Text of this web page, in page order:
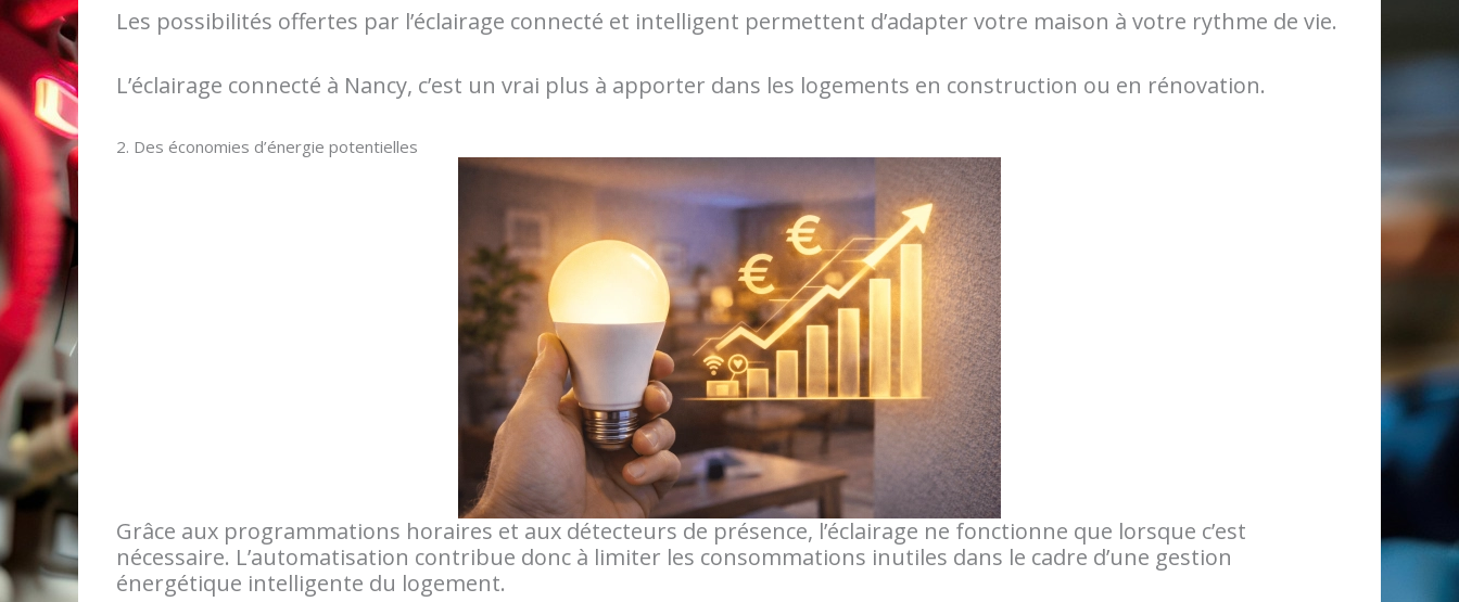
Les possibilités offertes par l’éclairage connecté et intelligent permettent d’adapter votre maison à votre rythme de vie.
L’éclairage connecté à Nancy, c’est un vrai plus à apporter dans les logements en construction ou en rénovation.
2. Des économies d’énergie potentielles
Grâce aux programmations horaires et aux détecteurs de présence, l’éclairage ne fonctionne que lorsque c’est
nécessaire. L’automatisation contribue donc à limiter les consommations inutiles dans le cadre d’une gestion
énergétique intelligente du logement.